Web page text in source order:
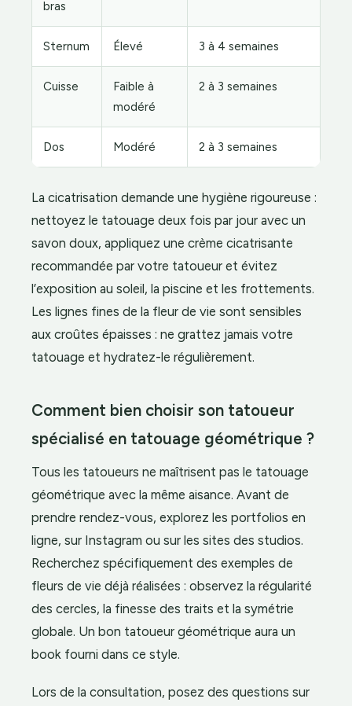
bras
Sternum Élevé 3 à 4 semaines
Cuisse
Faible à
modéré
2 à 3 semaines
Dos Modéré 2 à 3 semaines
La cicatrisation demande une hygiène rigoureuse :
nettoyez le tatouage deux fois par jour avec un
savon doux, appliquez une crème cicatrisante
recommandée par votre tatoueur et évitez
l’exposition au soleil, la piscine et les frottements.
Les lignes fines de la fleur de vie sont sensibles
aux croûtes épaisses : ne grattez jamais votre
tatouage et hydratez-le régulièrement.
Comment bien choisir son tatoueur
spécialisé en tatouage géométrique ?
Tous les tatoueurs ne maîtrisent pas le tatouage
géométrique avec la même aisance. Avant de
prendre rendez-vous, explorez les portfolios en
ligne, sur Instagram ou sur les sites des studios.
Recherchez spécifiquement des exemples de
fleurs de vie déjà réalisées : observez la régularité
des cercles, la finesse des traits et la symétrie
globale. Un bon tatoueur géométrique aura un
book fourni dans ce style.
Lors de la consultation, posez des questions sur